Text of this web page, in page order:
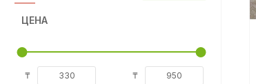
Фатин
ЦЕНА
₸ ₸